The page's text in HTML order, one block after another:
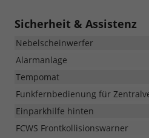
Sicherheit & Assistenz
Nebelscheinwerfer
Alarmanlage
Tempomat
Funkfernbedienung für
Einparkhilfe hinten
FCWS Frontkollisionswarner